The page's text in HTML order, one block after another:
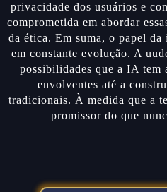
privacidade dos usuários e
comprometida em abordar
da ética. Em suma, o papel
em constante evolução. A
possibilidades que a IA tem
envolventes até a
tradicionais. À medida que a
promissor do que